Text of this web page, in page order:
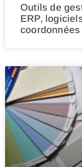
Outils de
ERP,